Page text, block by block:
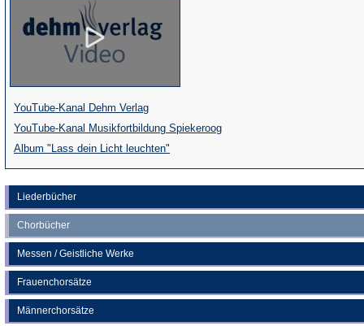
Liederbücher
Chorbücher
Messen / Geistliche Werke
Frauenchorsätze
Männerchorsätze
YouTube-Kanal Dehm Verlag(Öffnet
in
einem
neuen
Tab)
YouTube-Kanal Musikfortbildung Spiekeroog(Öffnet
einem
neuen
Tab)
Album "Lass dein Licht leuchten"
in
einem
neuen